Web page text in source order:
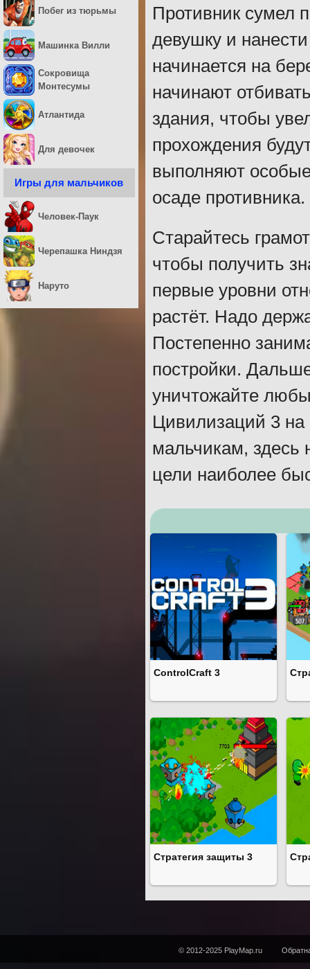
Противник сумел
девушку и
начинается на
начинают
здания, чтобы
прохождения
выполняют
осаде противника.
Старайтесь
чтобы получить
первые уровни
растёт. Надо
Постепенно
постройки.
уничтожайте
Цивилизаций 3 на
мальчикам, здесь
цели наиболее
ControlCraft 3
Стратегия защиты 3
Побег из тюрьмы
Машинка Вилли
Сокровища
Монтесумы
Атлантида
Для девочек
Игры для мальчиков
Человек-Паук
Черепашка Ниндзя
Наруто
© 2012-2025 PlayMap.ru